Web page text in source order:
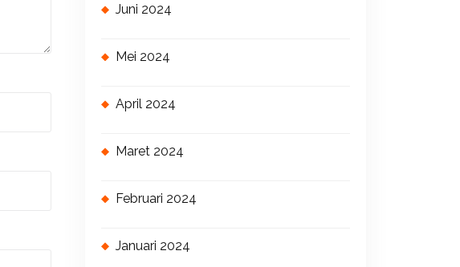
Juni 2024
Mei 2024
April 2024
Maret 2024
Februari 2024
Januari 2024